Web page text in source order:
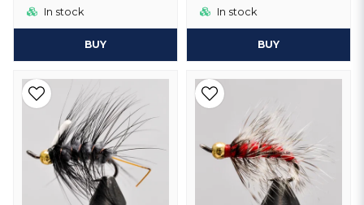
In stock
BUY
In stock
BUY